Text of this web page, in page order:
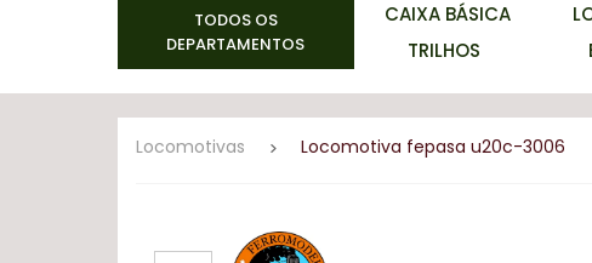
TODOS OS
DEPARTAMENTOS
CAIXA BÁSICA
TRILHOS
Locomotivas Locomotiva fepasa u20c-3006